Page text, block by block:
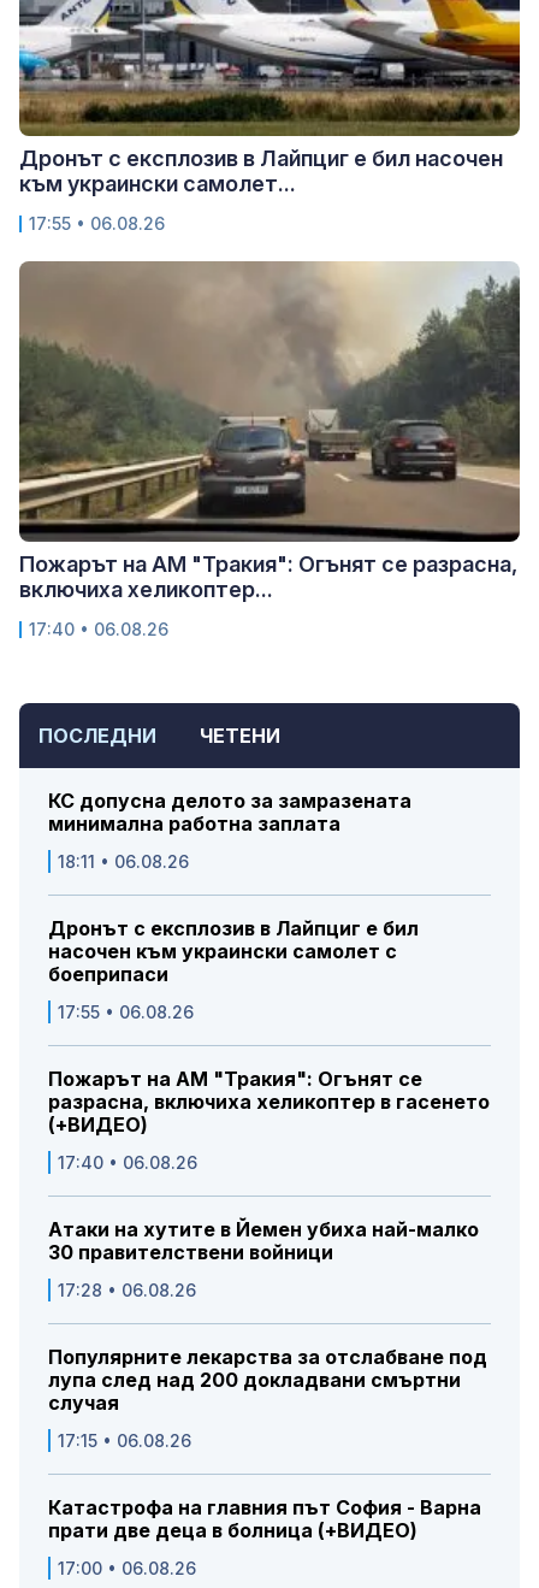
ПОСЛЕДНИ ЧЕТЕНИ
КС допусна делото за замразената
минимална работна заплата
18:11 • 06.08.26
Дронът с експлозив в Лайпциг е бил
насочен към украински самолет с
боеприпаси
17:55 • 06.08.26
Пожарът на АМ "Тракия": Огънят се
разрасна, включиха хеликоптер в гасенето
(+ВИДЕО)
17:40 • 06.08.26
Атаки на хутите в Йемен убиха най-малко
30 правителствени войници
17:28 • 06.08.26
Популярните лекарства за отслабване под
лупа след над 200 докладвани смъртни
случая
17:15 • 06.08.26
Катастрофа на главния път София - Варна
прати две деца в болница (+ВИДЕО)
17:00 • 06.08.26
Дронът с експлозив в Лайпциг е бил насочен
към украински самолет...
17:55 • 06.08.26
Пожарът на АМ "Тракия": Огънят се разрасна,
включиха хеликоптер...
17:40 • 06.08.26